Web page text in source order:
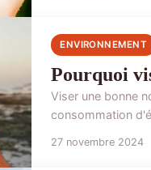
ENVIRONNEMENT
Pourquoi
Viser une bonne
consommation
27 novembre 2024